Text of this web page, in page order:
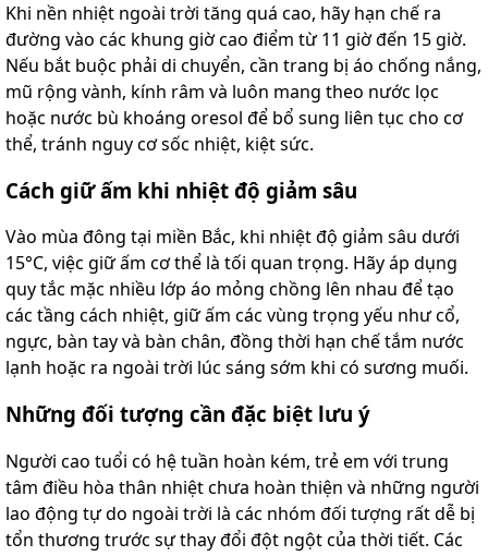
Khi nền nhiệt ngoài trời tăng quá cao, hãy hạn chế ra
đường vào các khung giờ cao điểm từ 11 giờ đến 15 giờ.
Nếu bắt buộc phải di chuyển, cần trang bị áo chống nắng,
mũ rộng vành, kính râm và luôn mang theo nước lọc
hoặc nước bù khoáng oresol để bổ sung liên tục cho cơ
thể, tránh nguy cơ sốc nhiệt, kiệt sức.
Cách giữ ấm khi nhiệt độ giảm sâu
Vào mùa đông tại miền Bắc, khi nhiệt độ giảm sâu dưới
15°C, việc giữ ấm cơ thể là tối quan trọng. Hãy áp dụng
quy tắc mặc nhiều lớp áo mỏng chồng lên nhau để tạo
các tầng cách nhiệt, giữ ấm các vùng trọng yếu như cổ,
ngực, bàn tay và bàn chân, đồng thời hạn chế tắm nước
lạnh hoặc ra ngoài trời lúc sáng sớm khi có sương muối.
Những đối tượng cần đặc biệt lưu ý
Người cao tuổi có hệ tuần hoàn kém, trẻ em với trung
tâm điều hòa thân nhiệt chưa hoàn thiện và những người
lao động tự do ngoài trời là các nhóm đối tượng rất dễ bị
tổn thương trước sự thay đổi đột ngột của thời tiết. Các